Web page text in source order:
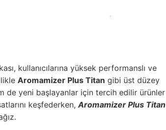
kullanıcılarına yüksek performanslı ve
Aromamizer Plus Titan gibi üst düzey
de yeni başlayanlar için tercih edilir ürünler
keşfederken,Aromamizer Plus Titan